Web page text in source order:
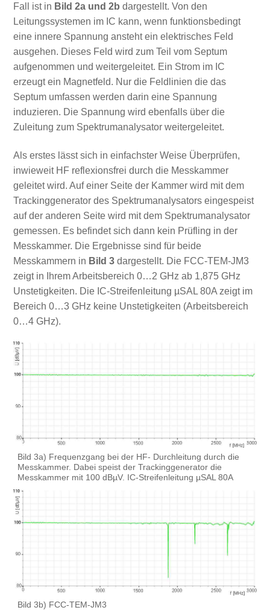
Fall ist in Bild 2a und 2b dargestellt. Von den
Leitungssystemen im IC kann, wenn funktionsbedingt
eine innere Spannung ansteht ein elektrisches Feld
ausgehen. Dieses Feld wird zum Teil vom Septum
aufgenommen und weitergeleitet. Ein Strom im IC
erzeugt ein Magnetfeld. Nur die Feldlinien die das
Septum umfassen werden darin eine Spannung
induzieren. Die Spannung wird ebenfalls über die
Zuleitung zum Spektrumanalysator weitergeleitet.
Als erstes lässt sich in einfachster Weise Überprüfen,
inwieweit HF reflexionsfrei durch die Messkammer
geleitet wird. Auf einer Seite der Kammer wird mit dem
Trackinggenerator des Spektrumanalysators eingespeist
auf der anderen Seite wird mit dem Spektrumanalysator
gemessen. Es befindet sich dann kein Prüfling in der
Messkammer. Die Ergebnisse sind für beide
Messkammern in Bild 3dargestellt. Die FCC-TEM-JM3
zeigt in Ihrem Arbeitsbereich 0…2 GHz ab 1,875 GHz
Unstetigkeiten. Die IC-Streifenleitung µSAL 80A zeigt im
Bereich 0…3 GHz keine Unstetigkeiten (Arbeitsbereich
0…4 GHz).
Bild 3a) Frequenzgang bei der HF- Durchleitung durch die
Messkammer. Dabei speist der Trackinggenerator die
Messkammer mit 100 dBµV. IC-Streifenleitung µSAL 80A
Bild 3b) FCC-TEM-JM3